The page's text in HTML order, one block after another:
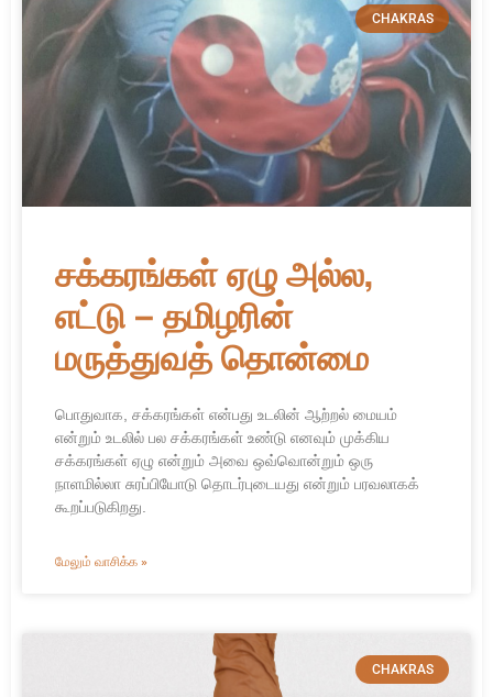
CHAKRAS
சக்கரங்கள் ஏழு அல்ல,
எட்டு – தமிழரின்
மருத்துவத் தொன்மை
பொதுவாக, சக்கரங்கள் என்பது உடலின் ஆற்றல் மையம்
என்றும் உடலில் பல சக்கரங்கள் உண்டு எனவும் முக்கிய
சக்கரங்கள் ஏழு என்றும் அவை ஒவ்வொன்றும் ஒரு
நாளமில்லா சுரப்பியோடு தொடர்புடையது என்றும் பரவலாகக்
கூறப்படுகிறது.
மேலும் வாசிக்க »
CHAKRAS